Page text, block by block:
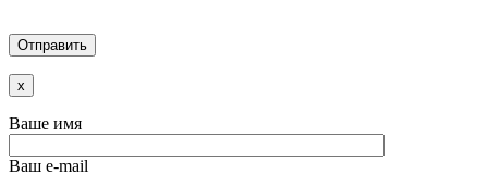
x
Ваше имя
Ваш e-mail